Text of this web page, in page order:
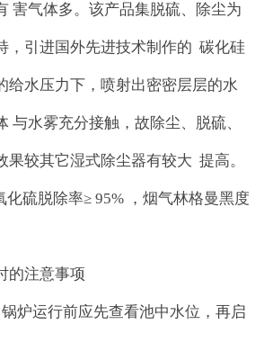
害气体多。该产品集脱硫、除尘为
，引进国外先进技术制作的 碳化硅
给水压力下，喷射出密密层层的水
与水雾充分接触，故除尘、脱硫、
果较其它湿式除尘器有较大 提高。
化硫脱除率≥ 95% ，烟气林格曼黑度
的注意事项
炉运行前应先查看池中水位，再启